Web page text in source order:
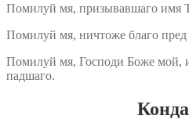
Помилуй мя, призывавшаго имя
Помилуй мя, ничтоже благо
Помилуй мя, Господи Боже мой,
падшаго.